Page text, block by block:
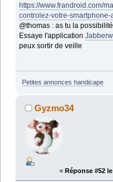
https://www.frandroid.com/
controlez-votre-smartphone-
@thomas : as tu la
Essaye l'application
peux sortir de veille
Petites annonces handicape
Gyzmo34
« Réponse #52